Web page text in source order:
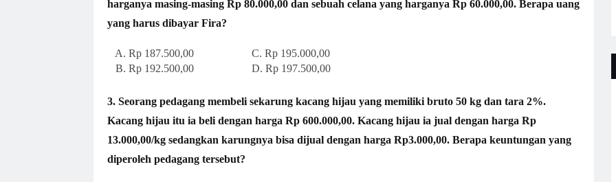
harganya masing-masing Rp 80.000,00 dan sebuah celana yang harganya Rp 60.000,00. Berapa uang
yang harus dibayar Fira?
A. Rp 187.500,00 C. Rp 195.000,00
B. Rp 192.500,00 D. Rp 197.500,00
3. Seorang pedagang membeli sekarung kacang hijau yang memiliki bruto 50 kg dan tara 2%.
Kacang hijau itu ia beli dengan harga Rp 600.000,00. Kacang hijau ia jual dengan harga Rp
13.000,00/kg sedangkan karungnya bisa dijual dengan harga Rp3.000,00. Berapa keuntungan yang
diperoleh pedagang tersebut?